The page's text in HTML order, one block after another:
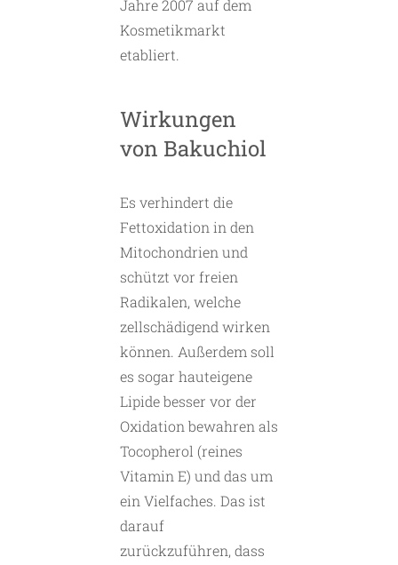
Jahre 2007 auf dem
Kosmetikmarkt
etabliert.
Wirkungen
von Bakuchiol
Es verhindert die
Fettoxidation in den
Mitochondrien und
schützt vor freien
Radikalen, welche
zellschädigend wirken
können. Außerdem soll
es sogar hauteigene
Lipide besser vor der
Oxidation bewahren als
Tocopherol (reines
Vitamin E) und das um
ein Vielfaches. Das ist
darauf
zurückzuführen, dass